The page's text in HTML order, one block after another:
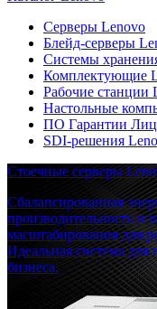
Серверы Lenovo
Блейд-серверы
Системы
Комплектующие
Рабочие станции
Настольные
ПО Гарантии
SDI-решения
Стоечные серверы
Сбалансированная
производительность и
масштабирования для
Идеальная система для
бизнеса.